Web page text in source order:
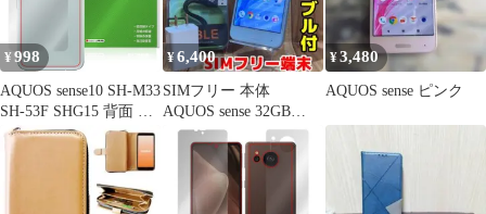
¥ 998
AQUOS sense10 SH-M33
SH-53F SHG15 背面 保
護 フィルム OverLay
Plus for アクオス セン
ス 本体保護フィルム さ
らさら手触り 低反射素
¥6,400
SIMフリー 本体
AQUOS sense 32GB
393G5 エアリーブルー
¥3,480
AQUOS sense ピンク